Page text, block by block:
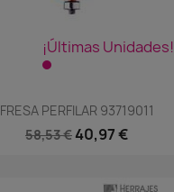
¡Últimas Unidades!
FRESA PERFILAR 93719011
58,53 € 40,97 €